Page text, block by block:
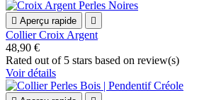
 Aperçu rapide 
Collier Croix Argent
48,90 €
Rated out of 5 stars based on review(s)
Voir détails